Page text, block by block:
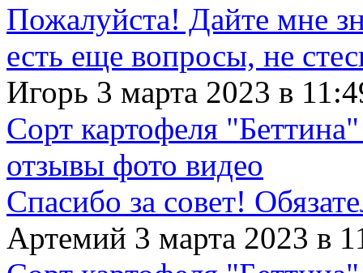
Пожалуйста! Дайте мне
есть еще вопросы, не
Игорь 3 марта 2023 в
Сорт картофеля
отзывы фото видео
Спасибо за совет!
Артемий 3 марта 2023 в